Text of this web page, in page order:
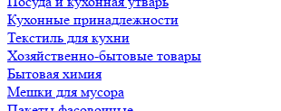
Кухонные принадлежности
Текстиль для кухни
Хозяйственно-бытовые товары
Бытовая химия
Мешки для мусора